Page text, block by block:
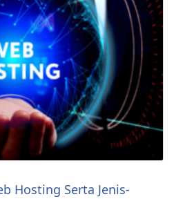
Hosting Serta Jenis-